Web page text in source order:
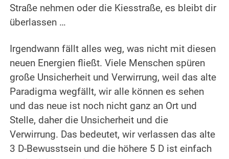
Straße nehmen oder die Kiesstraße, es bleibt dir
überlassen …
Irgendwann fällt alles weg, was nicht mit diesen
neuen Energien fließt. Viele Menschen spüren
große Unsicherheit und Verwirrung, weil das alte
Paradigma wegfällt, wir alle können es sehen
und das neue ist noch nicht ganz an Ort und
Stelle, daher die Unsicherheit und die
Verwirrung. Das bedeutet, wir verlassen das alte
3 D-Bewusstsein und die höhere 5 D ist einfach